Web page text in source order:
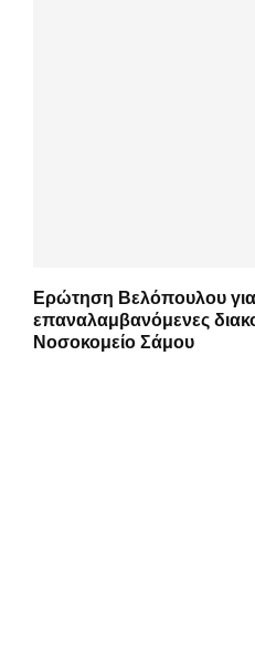
Ερώτηση Βελόπουλου για
επαναλαμβανόμενες
Νοσοκομείο Σάμου